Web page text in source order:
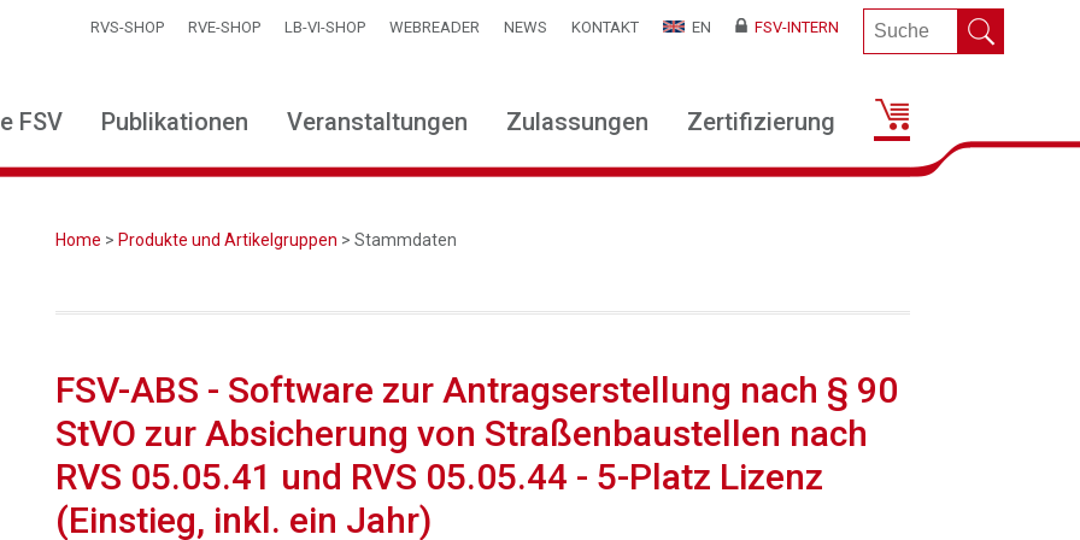
RVS-SHOP RVE-SHOP LB-VI-SHOP WEBREADER NEWS KONTAKT EN FSV-INTERN
FSV Publikationen Veranstaltungen Zulassungen Zertifizierung
Home > Produkte und Artikelgruppen > Stammdaten
FSV-ABS - Software zur Antragserstellung nach § 90
StVO zur Absicherung von Straßenbaustellen nach
RVS 05.05.41 und RVS 05.05.44 - 5-Platz Lizenz
(Einstieg, inkl. ein Jahr)